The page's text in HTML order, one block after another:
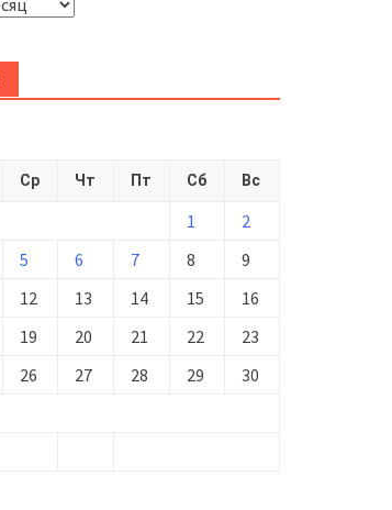
Ср Чт Пт Сб Вс
1
2
5 6 7 8
9
12 13 14 15
16
19 20 21 22
23
26 27 28 29
30